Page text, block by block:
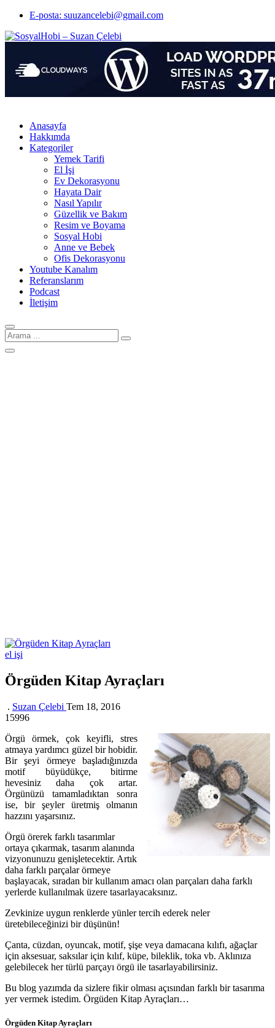
E-posta: suuzancelebi@gmail.com
Anasayfa
Hakkımda
Kategoriler
Yemek Tarifi
El İşi
Ev Dekorasyonu
Hayata Dair
Nasıl Yapılır
Güzellik ve Bakım
Resim ve Boyama
Sosyal Hobi
Anne ve Bebek
Ofis Dekorasyonu
Youtube Kanalım
Referanslarım
Podcast
İletişim
Arama
için:
el işi
Örgüden Kitap Ayraçları
. Suzan Çelebi Tem 18, 2016
15996
Örgü örmek, çok keyifli, stres
atmaya yardımcı güzel bir hobidir.
Bir şeyi örmeye başladığınızda
motif büyüdükçe, bitirme
hevesiniz daha çok artar.
Örgünüzü tamamladıktan sonra
ise, bir şeyler üretmiş olmanın
hazzını yaşarsınız.
Örgü örerek farklı tasarımlar
ortaya çıkarmak, tasarım alanında
vizyonunuzu genişletecektir. Artık
daha farklı parçalar örmeye
başlayacak, sıradan bir kullanım amacı olan parçaları daha farklı
yerlerde kullanılmak üzere tasarlayacaksınız.
Zevkinize uygun renklerde yünler tercih ederek neler
üretebileceğinizi bir düşünün!
Çanta, cüzdan, oyuncak, motif, şişe veya damacana kılıfı, ağaçlar
için aksesuar, saksılar için kılıf, küpe, bileklik, toka vb. Aklınıza
gelebilecek her türlü parçayı örgü ile tasarlayabilirsiniz.
Bu blog yazımda da sizlere fikir olması açısından farklı bir tasarıma
yer vermek istedim. Örgüden Kitap Ayraçları…
Örgüden Kitap Ayraçları